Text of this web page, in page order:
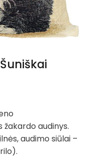
audinys.
audimo siūlai –